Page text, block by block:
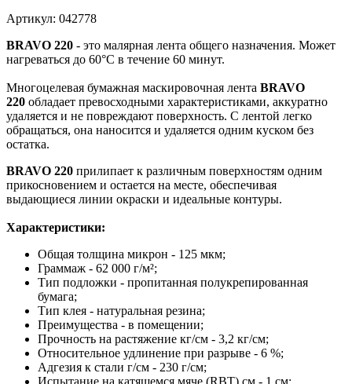
Артикул: 042778
BRAVO 220 - это малярная лента общего назначения. Может
нагреваться до 60°C в течение 60 минут.
Многоцелевая бумажная маскировочная лента BRAVO
220 обладает превосходными характеристиками, аккуратно
удаляется и не повреждают поверхность. С лентой легко
обращаться, она наносится и удаляется одним куском без
остатка.
BRAVO 220 прилипает к различным поверхностям одним
прикосновением и остается на месте, обеспечивая
выдающиеся линии окраски и идеальные контуры.
Характеристики:
Общая толщина микрон - 125 мкм;
Граммаж - 62 000 г/м²;
Тип подложки - пропитанная полукрепированная
бумага;
Тип клея - натуральная резина;
Преимущества - в помещении;
Прочность на растяжение кг/см - 3,2 кг/см;
Относительное удлинение при разрыве - 6 %;
Адгезия к стали г/см - 230 г/см;